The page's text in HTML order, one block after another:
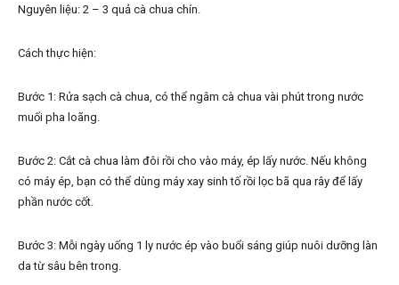
Nguyên liệu: 2 – 3 quả cà chua chín.
Cách thực hiện:
Bước 1: Rửa sạch cà chua, có thể ngâm cà chua vài phút trong nước
muối pha loãng.
Bước 2: Cắt cà chua làm đôi rồi cho vào máy, ép lấy nước. Nếu không
có máy ép, bạn có thể dùng máy xay sinh tố rồi lọc bã qua rây để lấy
phần nước cốt.
Bước 3: Mỗi ngày uống 1 ly nước ép vào buổi sáng giúp nuôi dưỡng làn
da từ sâu bên trong.